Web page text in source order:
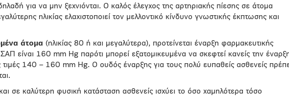
για να μην ξεχνιόνται. Ο καλός έλεγχος της αρτηριακής πίεσης σε άτομα
ηλικίας ελαχιστοποιεί τον μελλοντικό κίνδυνο γνωστικής έκπτωσης και
άτομα (ηλικίας 80 ή και μεγαλύτερα), προτείνεται έναρξη φαρμακευτικής
είναι 160 mm Hg παρότι μπορεί εξατομικευμένα να σκεφτεί κανείς την
τιμές 140 – 160 mm Hg. Ο ουδός έναρξης για τους πολύ ευπαθείς ασθενείς
και σε καλύτερη φυσική κατάσταση ασθενείς ισχύει το όσο χαμηλότερα τόσο